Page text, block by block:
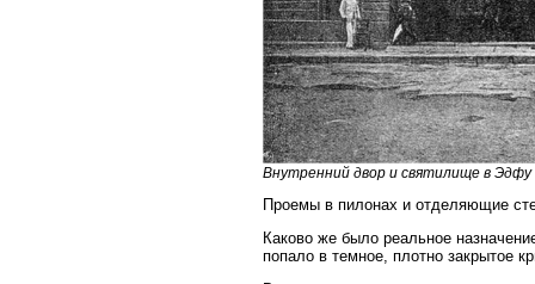
Внутренний двор и святилище в
Проемы в пилонах и отделяющие
Каково же было реальное
попало в темное, плотно закрытое